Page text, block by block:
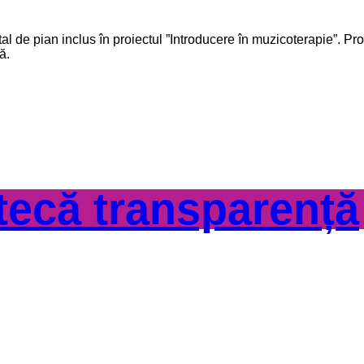
de pian inclus în proiectul ”Introducere în muzicoterapie”.
transparență